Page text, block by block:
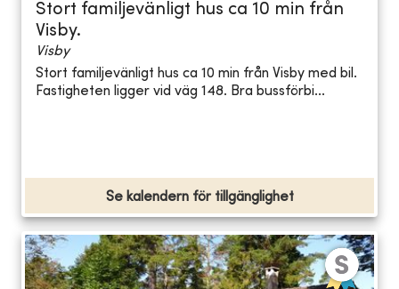
Stort familjevänligt hus ca 10 min från
Visby.
Visby
Stort familjevänligt hus ca 10 min från Visby med bil.
Fastigheten ligger vid väg 148. Bra bussförbi...
Se kalendern för tillgänglighet